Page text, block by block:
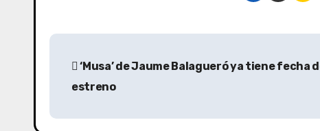
N
‘Musa’ de Jaume Balagueró ya tiene fecha
estreno